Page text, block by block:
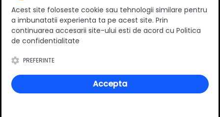
Review-uri
Deții sau ai utilizat produsul?
Acest site foloseste cookie sau tehnologii similare pentru
a imbunatatii experienta ta pe acest site. Prin
continuarea accesarii site-ului esti de acord cu Politica
de confidentialitate
PREFERINTE
Accepta